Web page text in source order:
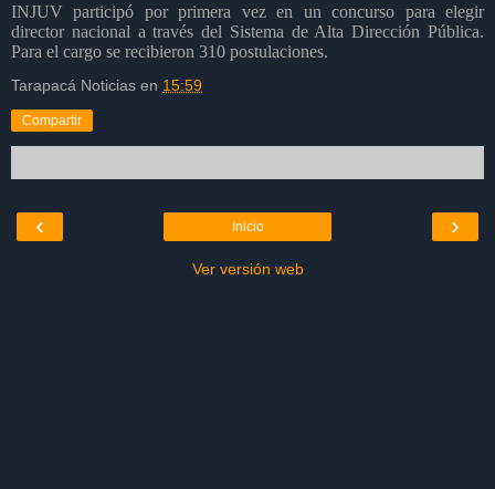
INJUV participó por primera vez en un concurso para elegir
director nacional a través del Sistema de Alta Dirección Pública.
Para el cargo se recibieron 310 postulaciones.
Tarapacá Noticias en 15:59
Compartir
‹ ›
Inicio
Ver versión web